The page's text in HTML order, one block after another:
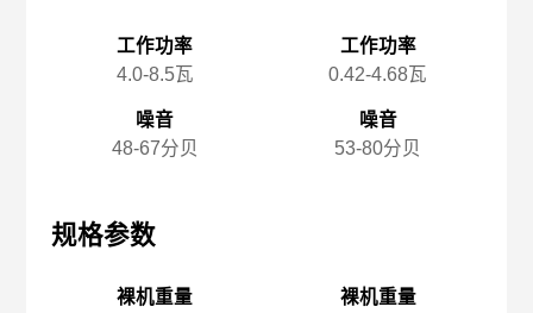
工作功率
4.0-8.5瓦
噪音
48-67分贝
规格参数
裸机重量
工作功率
0.42-4.68瓦
噪音
53-80分贝
裸机重量